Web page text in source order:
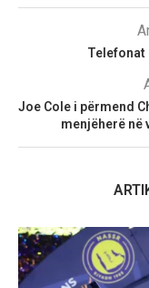
Telefonat
Joe Cole i përmend
menjëherë në